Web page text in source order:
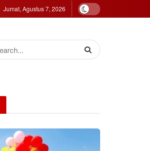
Jumat, Agustus 7, 2026